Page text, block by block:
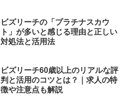
ビズリーチの「プラチナスカウ
ト」が多いと感じる理由と正しい
対処法と活用法
ビズリーチ60歳以上のリアルな評
判と活用のコツとは？｜求人の特
徴や注意点も解説